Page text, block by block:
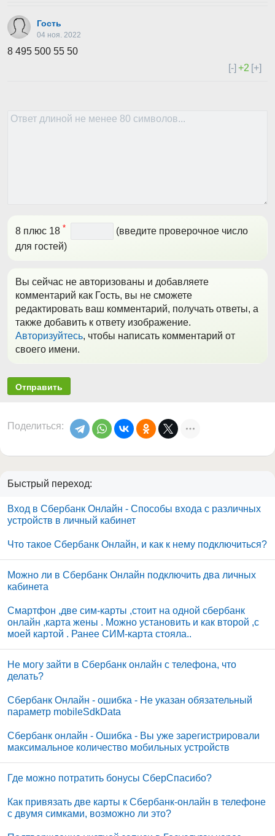
Гость
04 ноя. 2022
8 495 500 55 50
[-] +2 [+]
8 плюс 18 *
(введите проверочное число
для гостей)
Вы сейчас не авторизованы и добавляете
комментарий как Гость, вы не сможете
редактировать ваш комментарий, получать ответы, а
также добавить к ответу изображение.
Авторизуйтесь, чтобы написать комментарий от
своего имени.
Отправить
Поделиться:
Быстрый переход:
Вход в Сбербанк Онлайн - Способы входа с различных
устройств в личный кабинет
Что такое Сбербанк Онлайн, и как к нему подключиться?
Можно ли в Сбербанк Онлайн подключить два личных
кабинета
Смартфон ,две сим-карты ,стоит на одной сбербанк
онлайн ,карта жены . Можно установить и как второй ,с
моей картой . Ранее СИМ-карта стояла..
Не могу зайти в Сбербанк онлайн с телефона, что
делать?
Сбербанк Онлайн - ошибка - Не указан обязательный
параметр mobileSdkData
Сбербанк онлайн - Ошибка - Вы уже зарегистрировали
максимальное количество мобильных устройств
Где можно потратить бонусы СберСпасибо?
Как привязать две карты к Сбербанк-онлайн в телефоне
с двумя симками, возможно ли это?